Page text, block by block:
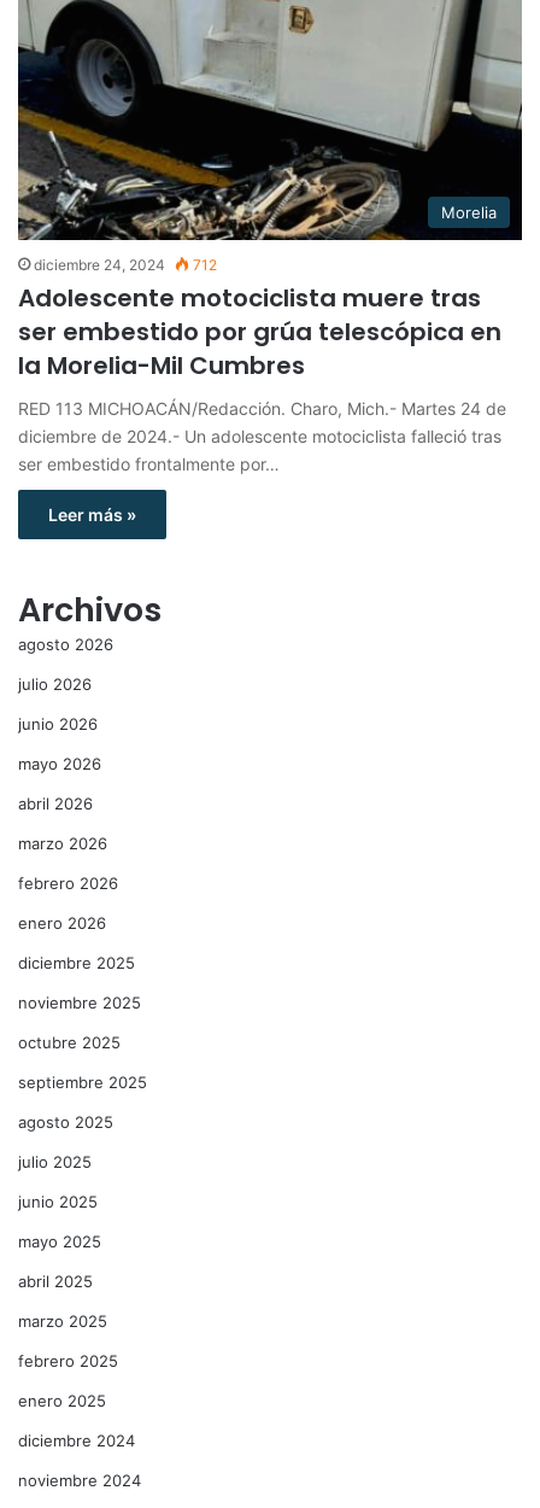
Morelia
diciembre 24, 2024 712
Adolescente motociclista muere tras
ser embestido por grúa telescópica en
la Morelia-Mil Cumbres
RED 113 MICHOACÁN/Redacción. Charo, Mich.- Martes 24 de
diciembre de 2024.- Un adolescente motociclista falleció tras
ser embestido frontalmente por…
Leer más »
Archivos
agosto 2026
julio 2026
junio 2026
mayo 2026
abril 2026
marzo 2026
febrero 2026
enero 2026
diciembre 2025
noviembre 2025
octubre 2025
septiembre 2025
agosto 2025
julio 2025
junio 2025
mayo 2025
abril 2025
marzo 2025
febrero 2025
enero 2025
diciembre 2024
noviembre 2024